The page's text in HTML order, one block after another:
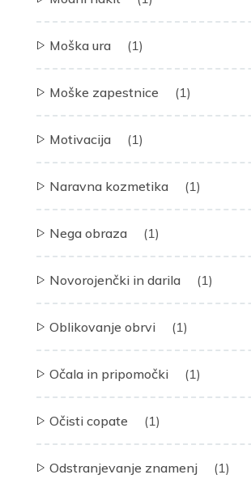
Moška ura (1)
Moške zapestnice (1)
Motivacija (1)
Naravna kozmetika (1)
Nega obraza (1)
Novorojenčki in darila (1)
Oblikovanje obrvi (1)
Očala in pripomočki (1)
Očisti copate (1)
Odstranjevanje znamenj (1)